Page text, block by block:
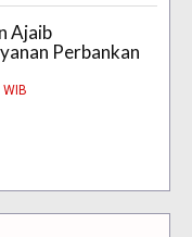
Ajaib
Perbankan